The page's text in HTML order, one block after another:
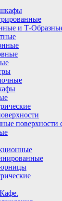
и Т-
поверхности